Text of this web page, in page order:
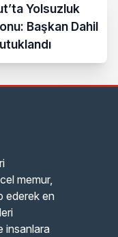
Yolsuzluk
Başkan Dahil
memur,
ederek en
insanlara